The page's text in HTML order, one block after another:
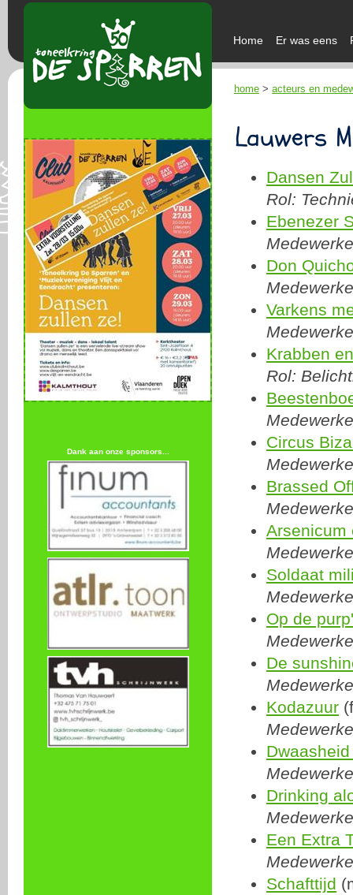
Home Er was eens
home > acteurs en
Dank aan onze sponsors...
Lauwers
Dansen
Rol:
Ebenezer
Don
Varkens
Krabben
Rol:
Circus
Brassed
Arsenicum
Soldaat
Op de
De
Kodazuur
Drinking
Een Extra
Schafttijd